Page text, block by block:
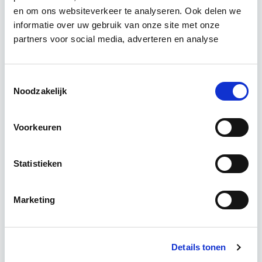
en om ons websiteverkeer te analyseren. Ook delen we
informatie over uw gebruik van onze site met onze
partners voor social media, adverteren en analyse
Noodzakelijk
Voorkeuren
Statistieken
Marketing
Details tonen
Leer hoe je problemen voorkomt én hoe je (helaas
en online…
Utrecht en/of online
14 lesdag(en)